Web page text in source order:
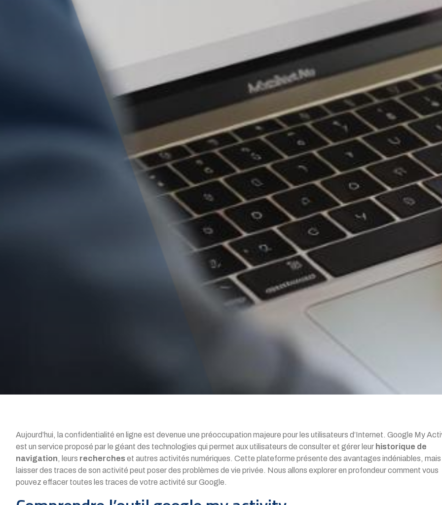
Aujourd’hui, la confidentialité en ligne est devenue une préoccupation majeure pour les utilisateurs d’Internet. Google My
est un service proposé par le géant des technologies qui permet aux utilisateurs de consulter et gérer leur historique de
navigation, leurs rechercheset autres activités numériques. Cette plateforme présente des avantages indéniables, mais
laisser des traces de son activité peut poser des problèmes de vie privée. Nous allons explorer en profondeur comment vous
pouvez effacer toutes les traces de votre activité sur Google.